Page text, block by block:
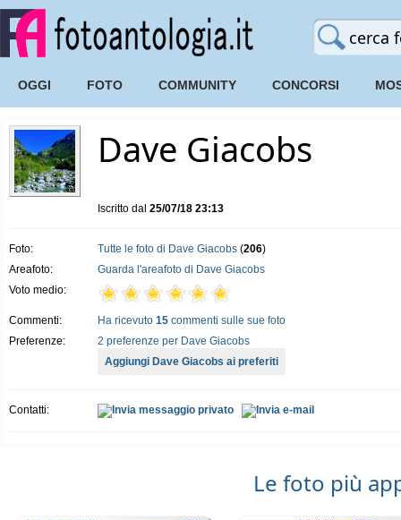
OGGI FOTO COMMUNITY CONCORSI
Dave Giacobs
Iscritto dal 25/07/18 23:13
Foto: Tutte le foto di Dave Giacobs (206)
Areafoto:
Guarda l'areafoto di Dave Giacobs
Voto medio:
Commenti: Ha ricevuto 15 commenti sulle sue foto
Preferenze:
2 preferenze per Dave Giacobs
Aggiungi Dave Giacobs ai preferiti
Contatti:
Le foto più